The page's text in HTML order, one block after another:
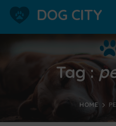
DOG CITY
Tag :
HOME